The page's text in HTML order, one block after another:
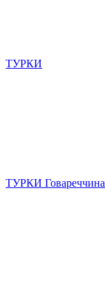
ТУРКИ
ТУРКИ Говареччина